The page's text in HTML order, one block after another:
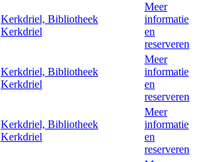
Kerkdriel, Bibliotheek
Kerkdriel
Meer
informatie
en
reserveren
Kerkdriel, Bibliotheek
Kerkdriel
Meer
informatie
en
reserveren
Kerkdriel, Bibliotheek
Kerkdriel
Meer
informatie
en
reserveren